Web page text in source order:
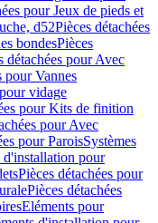
pour Jeux de pieds et
d52Pièces détachées
bondesPièces
détachées pour Avec
pour Vannes
vidage
pour Kits de finition
pour Avec
pour ParoisSystèmes
d'installation pour
Pièces détachées pour
Pièces détachées
Eléments pour